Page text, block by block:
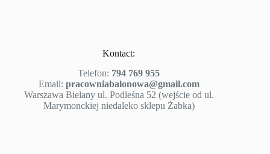
Kontact:
Telefon: 794 769 955
Email: pracowniabalonowa@gmail.com
Warszawa Bielany ul. Podleśna 52 (wejście od ul.
Marymonckiej niedaleko sklepu Żabka)